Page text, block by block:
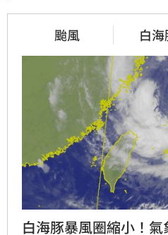
颱風 白
白海豚暴風圈縮小！氣